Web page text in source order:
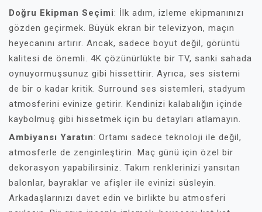
Doğru Ekipman Seçimi: İlk adım, izleme ekipmanınızı
gözden geçirmek. Büyük ekran bir televizyon, maçın
heyecanını artırır. Ancak, sadece boyut değil, görüntü
kalitesi de önemli. 4K çözünürlükte bir TV, sanki sahada
oynuyormuşsunuz gibi hissettirir. Ayrıca, ses sistemi
de bir o kadar kritik. Surround ses sistemleri, stadyum
atmosferini evinize getirir. Kendinizi kalabalığın içinde
kaybolmuş gibi hissetmek için bu detayları atlamayın.
Ambiyansı Yaratın: Ortamı sadece teknoloji ile değil,
atmosferle de zenginleştirin. Maç günü için özel bir
dekorasyon yapabilirsiniz. Takım renklerinizi yansıtan
balonlar, bayraklar ve afişler ile evinizi süsleyin.
Arkadaşlarınızı davet edin ve birlikte bu atmosferi